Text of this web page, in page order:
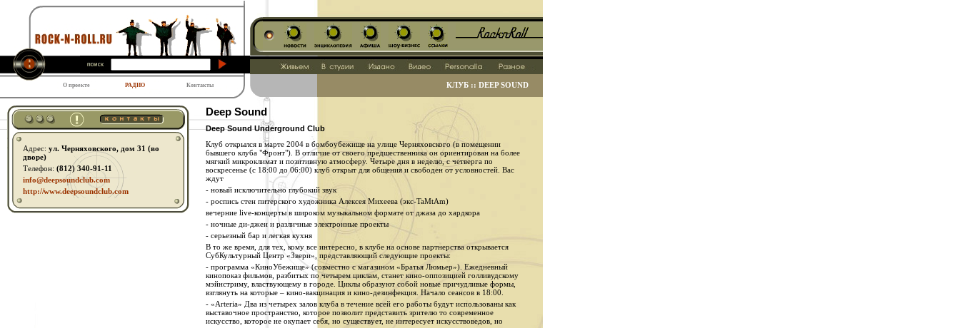
О проекте РАДИО Контакты КЛУБ :: DEEP SOUND
Адрес: ул. Черняховского, дом 31 (во
дворе)
Телефон: (812) 340-91-11
info@deepsoundclub.com
http:// www.deepsoundclub.com
Deep Sound
Deep Sound Underground Club
Клуб открылся в марте 2004 в бомбоубежище на улице Черняховского (в помещении
бывшего клуба "Фронт"). В отличие от своего предшественника он ориентирован на более
мягкий микроклимат и позитивную атмосферу. Четыре дня в неделю, с четверга по
воскресенье (с 18:00 до 06:00) клуб открыт для общения и свободен от условностей. Вас
ждут
- новый исключительно глубокий звук
- роспись стен питерского художника Алексея Михеева (экс-TaMtAm)
вечерние live-концерты в широком музыкальном формате от джаза до хардкора
- ночные ди-джеи и различные электронные проекты
- серьезный бар и легкая кухня
В то же время, для тех, кому все интересно, в клубе на основе партнерства открывается
СубКультурный Центр «Звери», представляющий следующие проекты:
- программа «КиноУбежище» (совместно с магазином «Братья Люмьер»). Ежедневный
кинопоказ фильмов, разбитых по четырем циклам, станет кино-оппозицией голливудскому
мэйнстриму, властвующему в городе. Циклы образуют собой новые причудливые формы,
взглянуть на которые – кино-вакцинация и кино-дезинфекция. Начало сеансов в 18:00.
- «Arteria» Два из четырех залов клуба в течение всей его работы будут использованы как
выставочное пространство, которое позволит представить зрителю то современное
искусство, которое не окупает себя, но существует, не интересует искусствоведов, но